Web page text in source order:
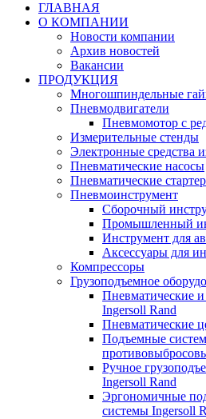
ГЛАВНАЯ
О КОМПАНИИ
Новости компании
Архив новостей
Вакансии
ПРОДУКЦИЯ
Многошпиндельные
Пневмодвигатели
Пневмомотор с
Измерительные стенды
Электронные средства
Пневматические насосы
Пневматические
Пневмоинструмент
Сборочный
Промышленный
Инструмент для
Аксессуары для
Компрессоры
Грузоподъемное
Пневматические и
Ingersoll Rand
Пневматические
Подъемные
Ручное
Ingersoll Rand
Эргономичные
системы Ingersoll